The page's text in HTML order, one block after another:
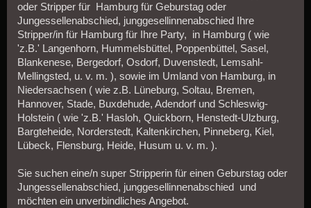
oder Stripper für Hamburg für Geburstag oder
Jungessellenabschied, junggesellinnenabschied Ihre
Stripper/in für Hamburg für Ihre Party, in Hamburg ( wie
'z.B.' Langenhorn, Hummelsbüttel, Poppenbüttel, Sasel,
Blankenese, Bergedorf, Osdorf, Duvenstedt, Lemsahl-
Mellingsted, u. v. m. ), sowie im Umland von Hamburg, in
Niedersachsen ( wie z.B. Lüneburg, Soltau, Bremen,
Hannover, Stade, Buxdehude, Adendorf und Schleswig-
Holstein ( wie 'z.B.' Hasloh, Quickborn, Henstedt-Ulzburg,
Bargteheide, Norderstedt, Kaltenkirchen, Pinneberg, Kiel,
Lübeck, Flensburg, Heide, Husum u. v. m. ).
Sie suchen eine/n super Stripperin für einen Geburstag oder
Jungessellenabschied, junggesellinnenabschied und
möchten ein unverbindliches Angebot.